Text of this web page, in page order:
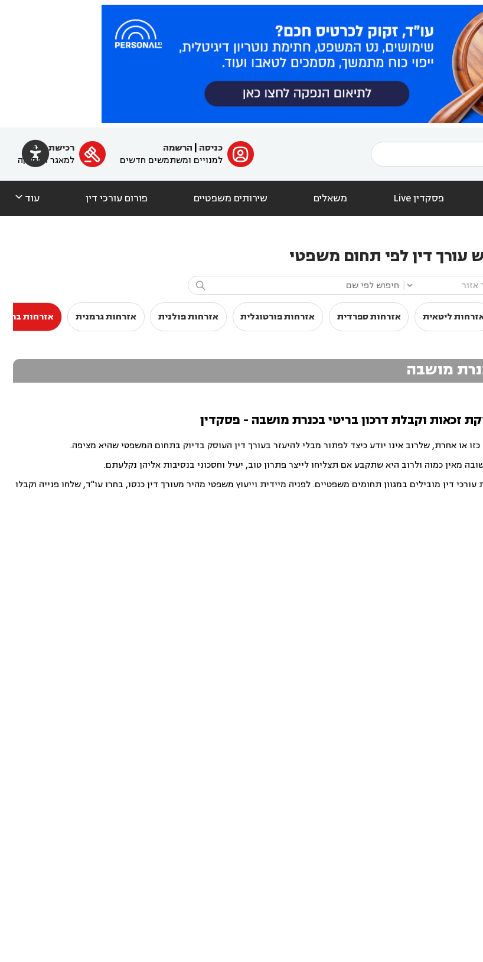
 ﱐ כניסה
הרשמה
למנויים ומשתמשים חדשים

רכישת מנוי
למאגר הפסיקה
פסקדין Live משאלים שירותים משפטיים פורום עורכי דין עוד 
עורך דין לפי תחום משפטי

ליטאית אזרחות ספרדית אזרחות פורטוגלית אזרחות פולנית אזרחות גרמנית אזרחות
מושבה
זכאות וקבלת דרכון בריטי בכנרת מושבה - פסקדין
או אחרת, שלרוב אינו יודע כיצד לפתור מבלי להיעזר בעורך דין העוסק בדיוק בתחום המשפטי שהיא מציפה.
מאין כמוה ולרוב היא שתקבע אם תצליחו לייצר פתרון טוב, יעיל וחסכוני בנסיבות אליהן נקלעתם.
דין מובילים במגוון תחומים משפטיים. לפניה מיידית וייעוץ משפטי מהיר מעורך דין כנסו, בחרו עו"ד, שלחו פנייה וקבלו